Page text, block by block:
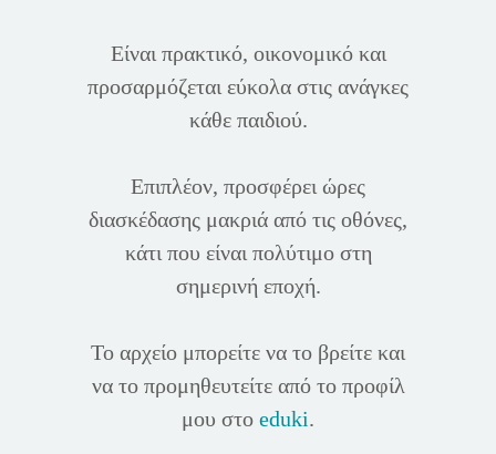
Είναι πρακτικό, οικονομικό και
προσαρμόζεται εύκολα στις ανάγκες
κάθε παιδιού.
Επιπλέον, προσφέρει ώρες
διασκέδασης μακριά από τις οθόνες,
κάτι που είναι πολύτιμο στη
σημερινή εποχή.
Το αρχείο μπορείτε να το βρείτε και
να το προμηθευτείτε από το προφίλ
μου στο eduki.